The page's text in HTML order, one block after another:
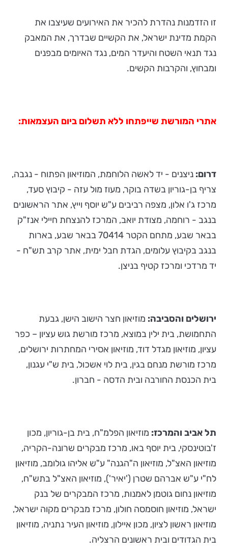
זו הזדמנות נהדרת להכיר את האירועים שעיצבו את
הקמת מדינת ישראל, את הקשיים שבדרך, את המאבק
נגד תנאי השטח והיעדר המים, נגד האיומים מבפנים
ומבחוץ, והקרבות הקשים.
אתרי המורשת שייפתחו ללא תשלום ביום העצמאות:
דרום: ניצנים - יד לאשה הלוחמת, המוזיאון הפתוח - נגבה,
צריף בן-גוריון בשדה בוקר, מעוז מול עזה - קיבוץ סעד,
מרכז ג'ו אלון, מצפה רביבים ע"ש יוסף וייץ, אתר הראשונים
בנגב - רוחמה, מצודת יואב, המרכז להנצחת חיילי אנז"ק
בבאר שבע, מתחם הקטר 70414 בבאר שבע, בארות
בנגב בקיבוץ עלומים, הגדת חבל ימית, אתר קרב תש"ח -
יד מרדכי ומרכז קטיף בניצן.
ירושלים והסביבה: מוזיאון חצר הישוב הישן, גבעת
התחמושת, בית ילין במוצא, מרכז מורשת גוש עציון – כפר
עציון, מוזיאון מגדל דוד, מוזיאון אסירי המחתרות ירושלים,
מרכז מורשת מנחם בגין, בית לוי אשכול, בית ש"י עגנון,
בית הכנסת החורבה ובית הדסה - חברון.
תל אביב והמרכז: מוזיאון הפלמ"ח, בית בן-גוריון, מכון
ז'בוטינסקי, בית יוסף באו, מרכז מבקרים שרונה-הקריה,
מוזיאון האצ"ל, מוזיאון ה"הגנה" ע"ש אליהו גולומב, מוזיאון
לח"י ע"ש אברהם שטרן ('יאיר'), מוזיאון האצ"ל בתש"ח,
מוזיאון נחום גוטמן לאמנות, מרכז המבקרים של בנק
ישראל, מוזיאון חוסמסה חולון, מרכז מבקרים מקוה ישראל,
מוזיאון ראשון לציון, מכון איילון, מוזיאון העיר נתניה, מוזיאון
בית הגדודים ובית ראשונים הרצליה.